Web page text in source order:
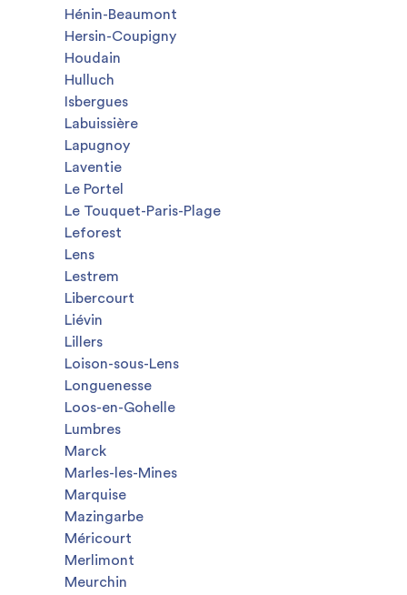
Hénin-Beaumont
Hersin-Coupigny
Houdain
Hulluch
Isbergues
Labuissière
Lapugnoy
Laventie
Le Portel
Le Touquet-Paris-Plage
Leforest
Lens
Lestrem
Libercourt
Liévin
Lillers
Loison-sous-Lens
Longuenesse
Loos-en-Gohelle
Lumbres
Marck
Marles-les-Mines
Marquise
Mazingarbe
Méricourt
Merlimont
Meurchin